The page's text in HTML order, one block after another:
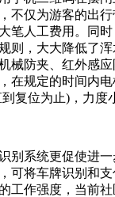
不仅为游客的出行
笔人工费用。同
则，大大降低了
械防夹、红外感
在规定的时间内
复位为止)，力度
别系统更促使进
可将车牌识别和
工作强度，当前